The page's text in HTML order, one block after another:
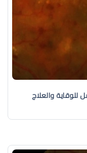
للوقاية والعلاج